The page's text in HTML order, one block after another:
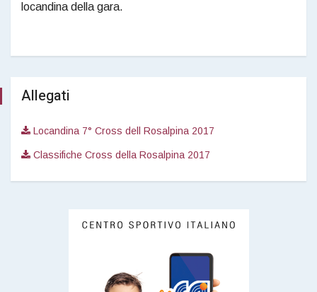
locandina della gara.
Allegati
Locandina 7° Cross dell Rosalpina 2017
Classifiche Cross della Rosalpina 2017